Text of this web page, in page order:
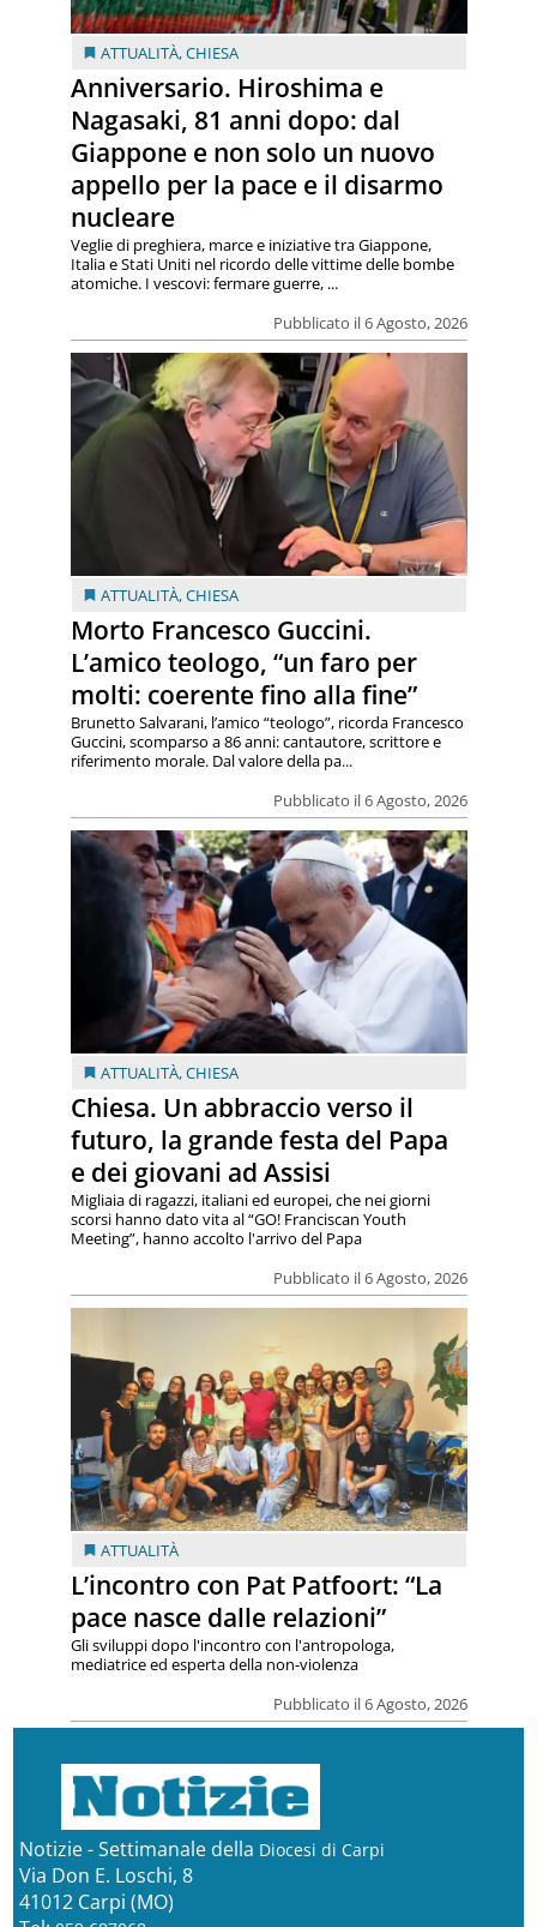
ATTUALITÀ,CHIESA
Anniversario. Hiroshima e
Nagasaki, 81 anni dopo: dal
Giappone e non solo un nuovo
appello per la pace e il disarmo
nucleare
Pubblicato il 6 Agosto, 2026
Veglie di preghiera, marce e iniziative tra Giappone,
Italia e Stati Uniti nel ricordo delle vittime delle bombe
atomiche. I vescovi: fermare guerre, ...
ATTUALITÀ,CHIESA
Morto Francesco Guccini.
L’amico teologo, “un faro per
molti: coerente fino alla fine”
Pubblicato il 6 Agosto, 2026
Brunetto Salvarani, l’amico “teologo”, ricorda Francesco
Guccini, scomparso a 86 anni: cantautore, scrittore e
riferimento morale. Dal valore della pa...
ATTUALITÀ,CHIESA
Chiesa. Un abbraccio verso il
futuro, la grande festa del Papa
e dei giovani ad Assisi
Pubblicato il 6 Agosto, 2026
Migliaia di ragazzi, italiani ed europei, che nei giorni
scorsi hanno dato vita al “GO! Franciscan Youth
Meeting”, hanno accolto l'arrivo del Papa
ATTUALITÀ
L’incontro con Pat Patfoort: “La
pace nasce dalle relazioni”
Pubblicato il 6 Agosto, 2026
Gli sviluppi dopo l'incontro con l'antropologa,
mediatrice ed esperta della non-violenza
Notizie - Settimanale della Diocesi di Carpi
Via Don E. Loschi, 8
41012 Carpi (MO)